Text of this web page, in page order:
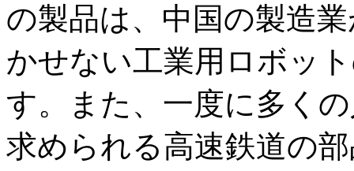
の製品は、中国の製造
かせない工業用ロボッ
す。また、一度に多く
求められる高速鉄道の